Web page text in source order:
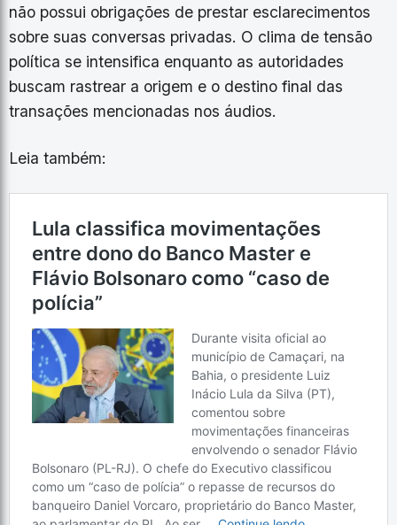
não possui obrigações de prestar esclarecimentos
sobre suas conversas privadas. O clima de tensão
política se intensifica enquanto as autoridades
buscam rastrear a origem e o destino final das
transações mencionadas nos áudios.
Leia também: